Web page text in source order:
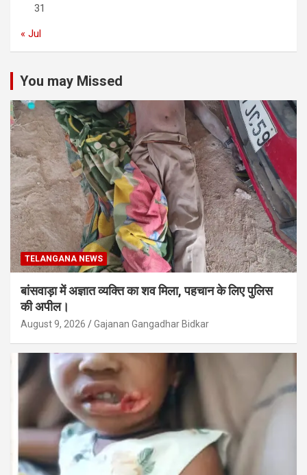
31
« Jul
You may Missed
TELANGANA NEWS
बांसवाड़ा में अज्ञात व्यक्ति का शव मिला, पहचान के लिए पुलिस
की अपील।
August 9, 2026 Gajanan Gangadhar Bidkar